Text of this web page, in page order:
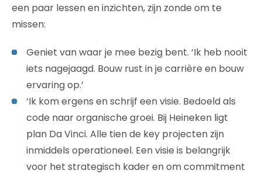
een paar lessen en inzichten, zijn zonde om te
missen:
Geniet van waar je mee bezig bent. ‘Ik heb nooit
iets nagejaagd. Bouw rust in je carrière en bouw
ervaring op.’
‘Ik kom ergens en schrijf een visie. Bedoeld als
code naar organische groei. Bij Heineken ligt
plan Da Vinci. Alle tien de key projecten zijn
inmiddels operationeel. Een visie is belangrijk
voor het strategisch kader en om commitment